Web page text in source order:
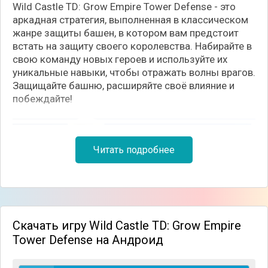
Wild Castle TD: Grow Empire Tower Defense - это
аркадная стратегия, выполненная в классическом
жанре защиты башен, в котором вам предстоит
встать на защиту своего королевства. Набирайте в
свою команду новых героев и используйте их
уникальные навыки, чтобы отражать волны врагов.
Защищайте башню, расширяйте своё влияние и
побеждайте!
Читать подробнее
Скачать игру Wild Castle TD: Grow Empire
Tower Defense на Андроид